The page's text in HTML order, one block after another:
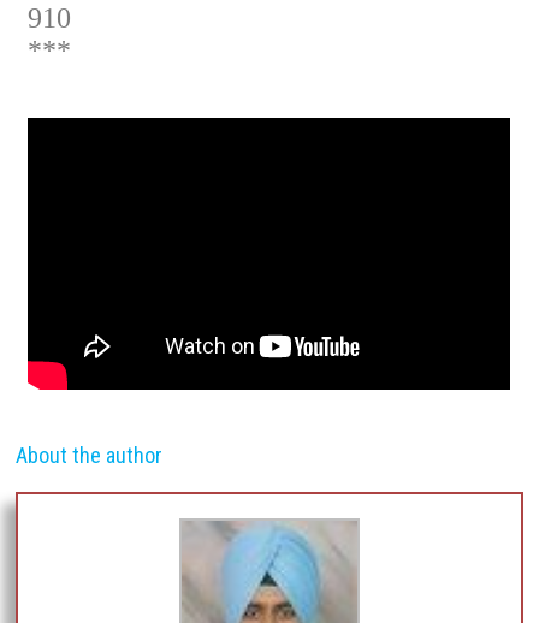
910
***
About the author